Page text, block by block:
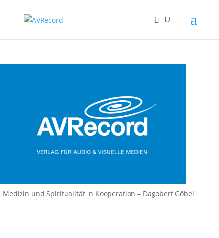
Medizin und Spiritualität in Kooperation – Dagobert Göbel